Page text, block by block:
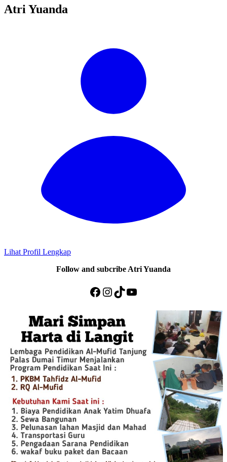
Atri Yuanda
Lihat Profil Lengkap
Follow and subcribe Atri Yuanda
Facebook
Instagram
TikTok
YouTube